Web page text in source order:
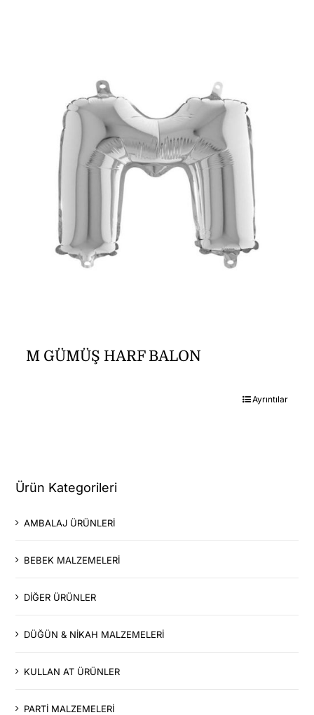
M GÜMÜŞ HARF BALON
Ayrıntılar
Ürün Kategorileri
AMBALAJ ÜRÜNLERİ
BEBEK MALZEMELERİ
DİĞER ÜRÜNLER
DÜĞÜN & NİKAH MALZEMELERİ
KULLAN AT ÜRÜNLER
PARTİ MALZEMELERİ